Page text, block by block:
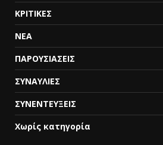
ΚΡΙΤΙΚΕΣ
ΝΕΑ
ΠΑΡΟΥΣΙΑΣΕΙΣ
ΣΥΝΑΥΛΙΕΣ
ΣΥΝΕΝΤΕΥΞΕΙΣ
Χωρίς κατηγορία